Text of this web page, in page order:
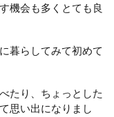
機会も多くとても良
暮らしてみて初めて
たり、ちょっとした
思い出になりまし